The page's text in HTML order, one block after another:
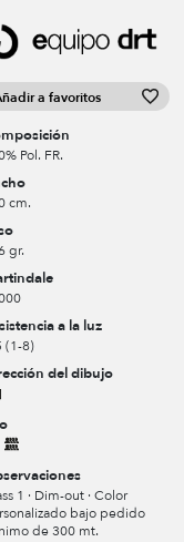
a favoritos
Pol. FR.
cm.
gr.
a la luz
(1-8)
del dibujo
1 · Dim-out · Color
bajo pedido
de 300 mt.